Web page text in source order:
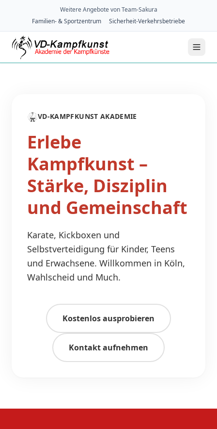
Weitere Angebote von Team-Sakura
Familien- & Sportzentrum
Sicherheit-Verkehrsbetriebe
🥋VD-KAMPFKUNST AKADEMIE
Erlebe
Kampfkunst –
Stärke, Disziplin
und Gemeinschaft
Karate, Kickboxen und
Selbstverteidigung für Kinder, Teens
und Erwachsene. Willkommen in Köln,
Wahlscheid und Much.
Kostenlos ausprobieren
Kontakt aufnehmen